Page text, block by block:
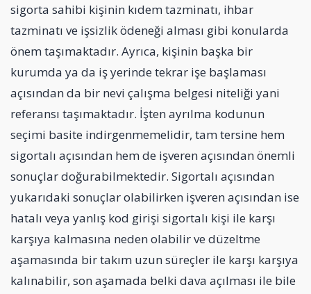
sigorta sahibi kişinin kıdem tazminatı, ihbar
tazminatı ve işsizlik ödeneği alması gibi konularda
önem taşımaktadır. Ayrıca, kişinin başka bir
kurumda ya da iş yerinde tekrar işe başlaması
açısından da bir nevi çalışma belgesi niteliği yani
referansı taşımaktadır. İşten ayrılma kodunun
seçimi basite indirgenmemelidir, tam tersine hem
sigortalı açısından hem de işveren açısından önemli
sonuçlar doğurabilmektedir. Sigortalı açısından
yukarıdaki sonuçlar olabilirken işveren açısından ise
hatalı veya yanlış kod girişi sigortalı kişi ile karşı
karşıya kalmasına neden olabilir ve düzeltme
aşamasında bir takım uzun süreçler ile karşı karşıya
kalınabilir, son aşamada belki dava açılması ile bile